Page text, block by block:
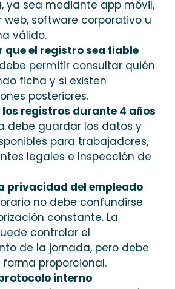
ya sea mediante app móvil,
web, software corporativo u
válido.
que el registro sea fiable
permitir consultar quién
ficha y si existen
posteriores.
registros durante 4 años
debe guardar los datos y
para trabajadores,
legales e Inspección de
privacidad del empleado
no debe confundirse
constante. La
controlar el
de la jornada, pero debe
proporcional.
interno